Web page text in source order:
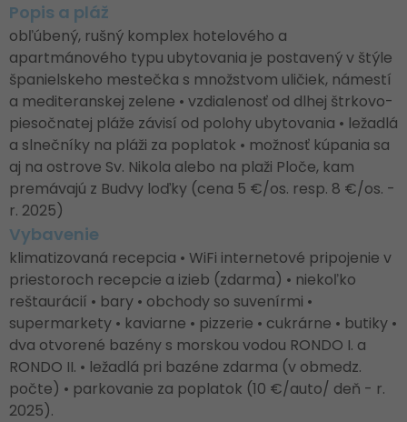
Popis a pláž
obľúbený, rušný komplex hotelového a
apartmánového typu ubytovania je postavený v štýle
španielskeho mestečka s množstvom uličiek, námestí
a mediteranskej zelene • vzdialenosť od dlhej štrkovo-
piesočnatej pláže závisí od polohy ubytovania • ležadlá
a slnečníky na pláži za poplatok • možnosť kúpania sa
aj na ostrove Sv. Nikola alebo na plaži Ploče, kam
premávajú z Budvy loďky (cena 5 €/os. resp. 8 €/os. -
r. 2025)
Vybavenie
klimatizovaná recepcia • WiFi internetové pripojenie v
priestoroch recepcie a izieb (zdarma) • niekoľko
reštaurácií • bary • obchody so suvenírmi •
supermarkety • kaviarne • pizzerie • cukrárne • butiky •
dva otvorené bazény s morskou vodou RONDO I. a
RONDO II. • ležadlá pri bazéne zdarma (v obmedz.
počte) • parkovanie za poplatok (10 €/auto/ deň - r.
2025).